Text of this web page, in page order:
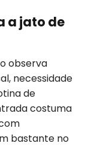
a jato de
observa
necessidade
de
costuma
bastante no